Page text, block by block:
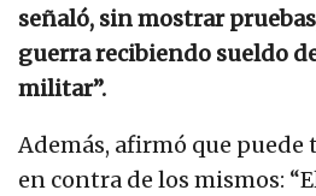
señaló, sin mostrar
guerra recibiendo sueldo
militar”.
Además, afirmó que puede
en contra de los mismos: